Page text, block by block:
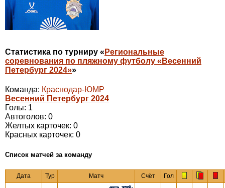
Статистика по турниру « Региональные
соревнования по пляжному футболу «Весенний
Петербург 2024»»
Команда: Краснодар-ЮМР
Весенний Петербург 2024
Голы: 1
Автоголов: 0
Желтых карточек: 0
Красных карточек: 0
Cписок матчей за команду
Дата Тур Матч Счёт Гол